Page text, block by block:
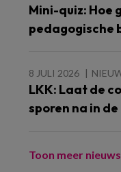
Mini-quiz: Hoe
pedagogische
8 JULI 2026
LKK: Laat de
sporen na in
Toon meer nieuws